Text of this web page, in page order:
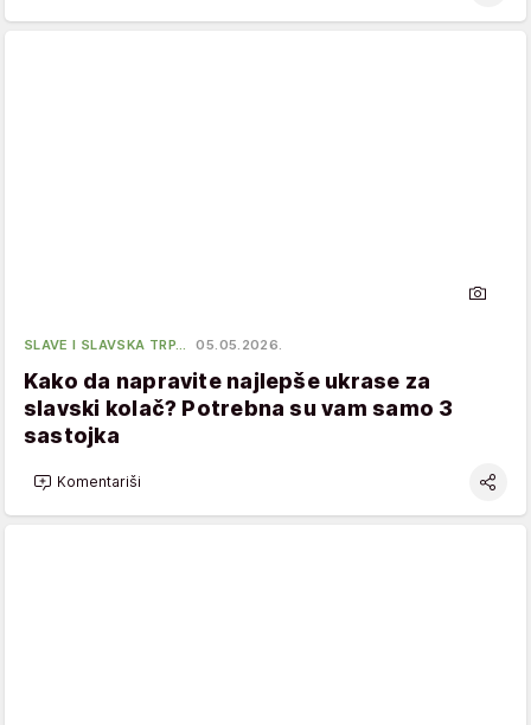
SLAVE I SLAVSKA TRP… 05.05.2026.
Kako da napravite najlepše ukrase za
slavski kolač? Potrebna su vam samo 3
sastojka
Komentariši